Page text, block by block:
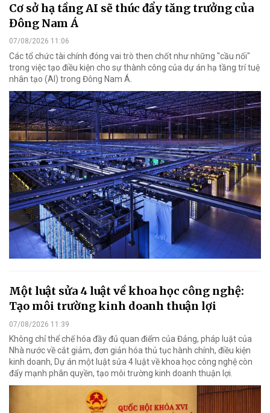
Cơ sở hạ tầng AI sẽ thúc đẩy tăng trưởng của
Đông Nam Á
07/08/2026 11:06
Các tổ chức tài chính đóng vai trò then chốt như những "cầu nối"
trong việc tạo điều kiện cho sự thành công của dự án hạ tầng trí tuệ
nhân tạo (AI) trong Đông Nam Á.
Một luật sửa 4 luật về khoa học công nghệ:
Tạo môi trường kinh doanh thuận lợi
07/08/2026 11:39
Không chỉ thể chế hóa đầy đủ quan điểm của Đảng, pháp luật của
Nhà nước về cắt giảm, đơn giản hóa thủ tục hành chính, điều kiện
kinh doanh, Dự án một luật sửa 4 luật về khoa học công nghệ còn
đẩy mạnh phân quyền, tạo môi trường kinh doanh thuận lợi.